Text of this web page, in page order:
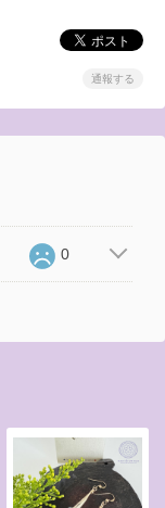
通報する
0